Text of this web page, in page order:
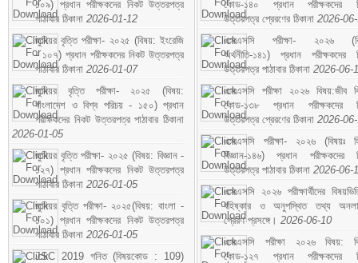
১০৯) প্রধান পরীক্ষকদের নিকট উত্তরপত্র
পাঠাবার ঠিকানা 2026-01-12
জুনিয়র বৃত্তি পরীক্ষা- ২০২৫ (বিষয়: ইংরেজি
- ১০৭) প্রধান পরীক্ষকদের নিকট উত্তরপত্র
পাঠাবার ঠিকানা 2026-01-07
জুনিয়র বৃত্তি পরীক্ষা- ২০২৫ (বিষয়:
বাংলাদেশ ও বিশ্ব পরিচয় - ১৫০) প্রধান
পরীক্ষকদের নিকট উত্তরপত্র পাঠাবার ঠিকানা
2026-01-05
জুনিয়র বৃত্তি পরীক্ষা- ২০২৫ (বিষয়: বিজ্ঞান -
১২৭) প্রধান পরীক্ষকদের নিকট উত্তরপত্র
পাঠাবার ঠিকানা 2026-01-05
জুনিয়র বৃত্তি পরীক্ষা- ২০২৫(বিষয়: বাংলা -
১০১) প্রধান পরীক্ষকদের নিকট উত্তরপত্র
পাঠাবার ঠিকানা 2026-01-05
JSC 2019 গনিত (বিষয়কোড : 109)
কোড-১৪০ প্রধান পরীক্ষকদের
উত্তরপত্র প্রেরণের ঠিকানা 2026-
এসএসসি পরীক্ষা- ২০২৬
অর্থনীতি-১৪১) প্রধান পরীক্ষকদের
উত্তরপত্র পাঠাবার ঠিকানা 2026-06-
এসএসসি পরীক্ষা ২০২৬ বিষয়:জীব
কোড-১৩৮ প্রধান পরীক্ষকদের
উত্তরপত্র প্রেরণের ঠিকানা 2026-
এসএসসি পরীক্ষা- ২০২৬ (বিষয়ঃ
বিজ্ঞান-১৪৬) প্রধান পরীক্ষকদের
উত্তরপত্র পাঠাবার ঠিকানা 2026-06-
এসএসসি ২০২৬ পরীক্ষার্থীদের
বহিষ্কার ও অনুপস্থিত তথ্য
প্রেরণ প্রসঙ্গে। 2026-06-10
এসএসসি পরীক্ষা ২০২৬ বিষয়:
কোড-১২৭ প্রধান পরীক্ষকদের